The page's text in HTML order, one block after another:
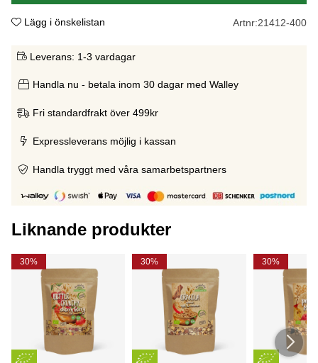
Lägg i önskelistan Artnr:21412-400
Leverans: 1-3 vardagar
Handla nu - betala inom 30 dagar med Walley
Fri standardfrakt över 499kr
Expressleverans möjlig i kassan
Handla tryggt med våra samarbetspartners
Liknande produkter
30% 30% 30%